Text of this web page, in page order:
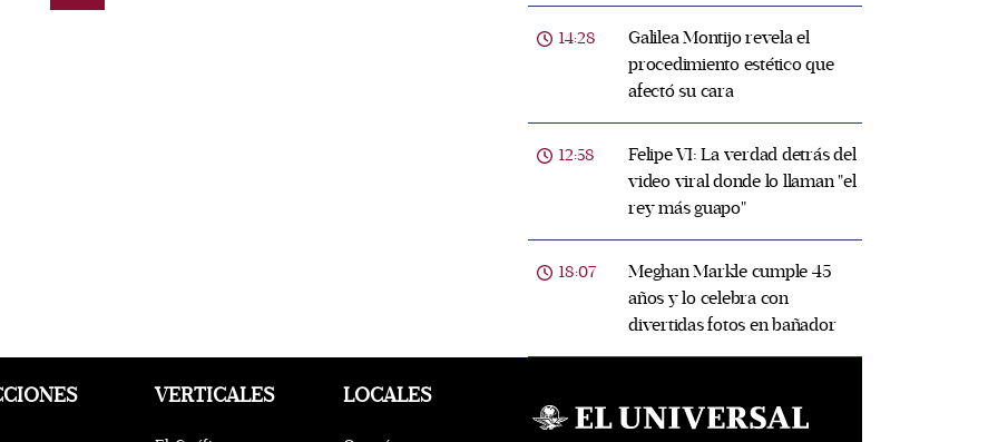
14:28
Galilea Montijo revela el
procedimiento estético que
afectó su cara
12:58
Felipe VI: La verdad detrás del
video viral donde lo llaman "el
rey más guapo"
18:07
Meghan Markle cumple 45
años y lo celebra con
divertidas fotos en bañador
VERTICALES LOCALES